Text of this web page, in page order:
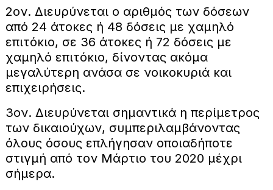
2ον. Διευρύνεται ο αριθμός των δόσεων
από 24 άτοκες ή 48 δόσεις με χαμηλό
επιτόκιο, σε 36 άτοκες ή 72 δόσεις με
χαμηλό επιτόκιο, δίνοντας ακόμα
μεγαλύτερη ανάσα σε νοικοκυριά και
επιχειρήσεις.
3ον. Διευρύνεται σημαντικά η περίμετρος
των δικαιούχων, συμπεριλαμβάνοντας
όλους όσους επλήγησαν οποιαδήποτε
στιγμή από τον Μάρτιο του 2020 μέχρι
σήμερα.